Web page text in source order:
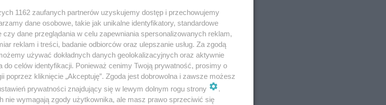
szczycieńscy policjanci wraz ze strażakami
drogowego.
i Spychowo, kierująca VW Passatem, chcąc
1162 zaufanych partnerów uzyskujemy dostęp i przechowujemy
dane osobowe, takie jak unikalne identyfikatory, standardowe
czy dane przeglądania w celu zapewniania spersonalizowanych reklam,
reklam i treści, badanie odbiorców oraz ulepszanie usług. Za zgodą
używać dokładnych danych geolokalizacyjnych oraz aktywnie
celów identyfikacji. Ponieważ cenimy Twoją prywatność, prosimy o
poprzez kliknięcie „Akceptuję”. Zgoda jest dobrowolna i zawsze możesz
prywatności znajdujący się w lewym dolnym rogu strony
.
nie wymagają zgody użytkownika, ale masz prawo sprzeciwić się